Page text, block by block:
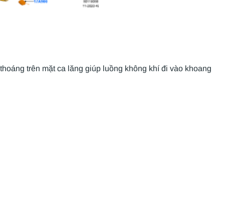
trên mặt ca lăng giúp luồng không khí đi vào khoang